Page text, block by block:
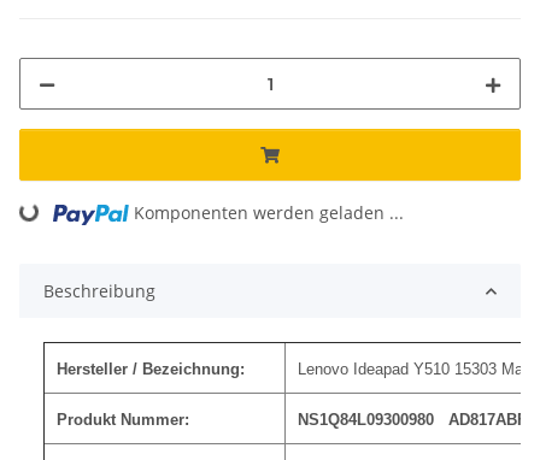
Loading... Komponenten werden geladen ...
Beschreibung
Hersteller / Bezeichnung: Lenovo Ideapad Y510 15303
Produkt Nummer: NS1Q84L09300980